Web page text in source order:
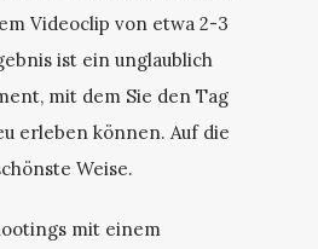
Videoclip von etwa 2-3
ist ein unglaublich
mit dem Sie den Tag
erleben können. Auf die
Weise.
mit einem